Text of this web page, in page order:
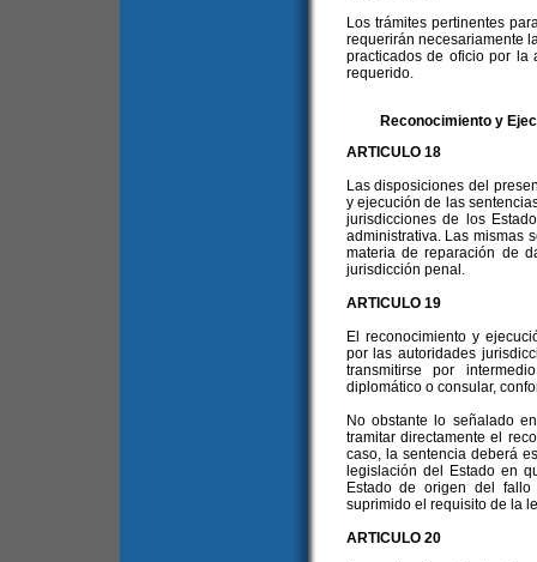
Los trámites pertinentes
requerirán necesariamente
practicados de oficio por la
requerido.
Reconocimiento y
ARTICULO 18
Las disposiciones del
y ejecución de las
jurisdicciones de los
administrativa. Las mismas
materia de reparación de
jurisdicción penal.
ARTICULO 19
El reconocimiento y
por las autoridades
transmitirse por
diplomático o consular,
No obstante lo señalado
tramitar directamente el
caso, la sentencia deberá
legislación del Estado en
Estado de origen del
suprimido el requisito de la
ARTICULO 20